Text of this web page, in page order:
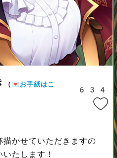
（ 💌お手紙はこ
634
かせていただきますの
たします！